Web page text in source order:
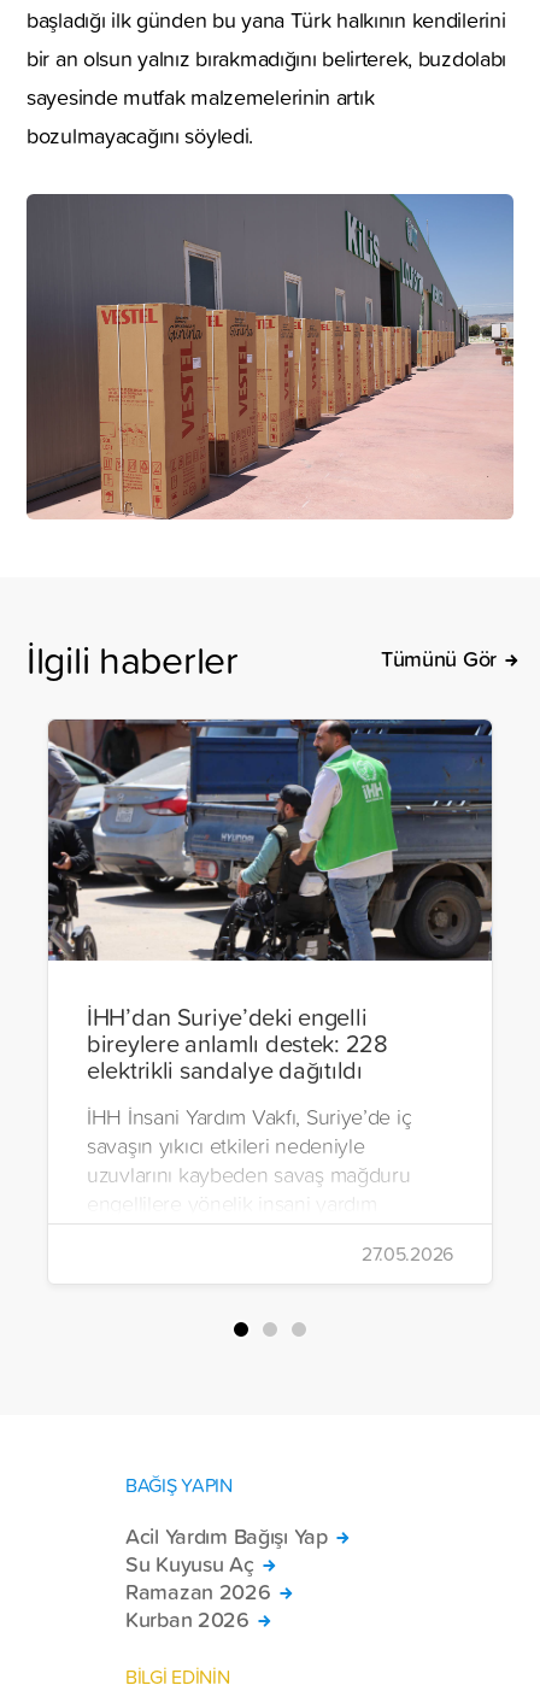
başladığı ilk günden bu yana Türk halkının kendilerini
bir an olsun yalnız bırakmadığını belirterek, buzdolabı
sayesinde mutfak malzemelerinin artık
bozulmayacağını söyledi.
İlgili haberler Tümünü Gör
İHH’dan Suriye’deki engelli
bireylere anlamlı destek: 228
elektrikli sandalye dağıtıldı
İHH İnsani Yardım Vakfı, Suriye’de iç
savaşın yıkıcı etkileri nedeniyle
uzuvlarını kaybeden savaş mağduru
engellilere yönelik insani yardım
çalışmalarını aralıksız sürdürüyor. Vakıf,
yürütülen son projeyle Suriye’nin Şam,
Halep, Hama, Humus ve İdlib
bölgelerinde zor şartlarda yaşayan
27.05.2026
BAĞIŞ YAPIN
Acil Yardım Bağışı Yap
Su Kuyusu Aç
Ramazan 2026
Kurban 2026
BİLGİ EDİNİN